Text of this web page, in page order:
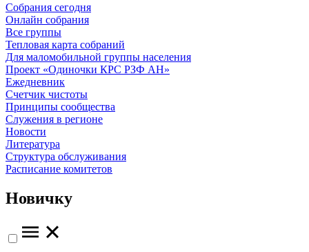
Собрания сегодня
Онлайн собрания
Все группы
Тепловая карта собраний
Для маломобильной группы населения
Проект «Одиночки КРС РЗФ АН»
Ежедневник
Счетчик чистоты
Принципы сообщества
Служения в регионе
Новости
Литература
Структура обслуживания
Расписание комитетов
Новичку